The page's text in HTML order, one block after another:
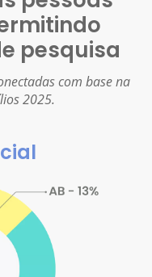
pesquisa
com base na
2025.